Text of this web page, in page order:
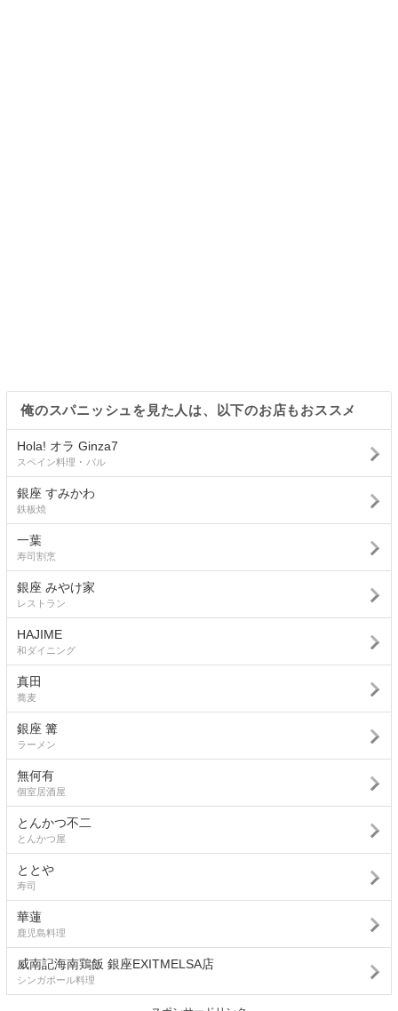
俺のスパニッシュを見た人は、以下のお店もおススメ
Hola! オラ Ginza7
スペイン料理 ･ バル
銀座 すみかわ
鉄板焼
一葉
寿司割烹
銀座 みやけ家
レストラン
HAJIME
和ダイニング
真田
蕎麦
銀座 篝
ラーメン
無何有
個室居酒屋
とんかつ不二
とんかつ屋
ととや
寿司
華蓮
鹿児島料理
威南記海南鶏飯 銀座EXITMELSA店
シンガポール料理